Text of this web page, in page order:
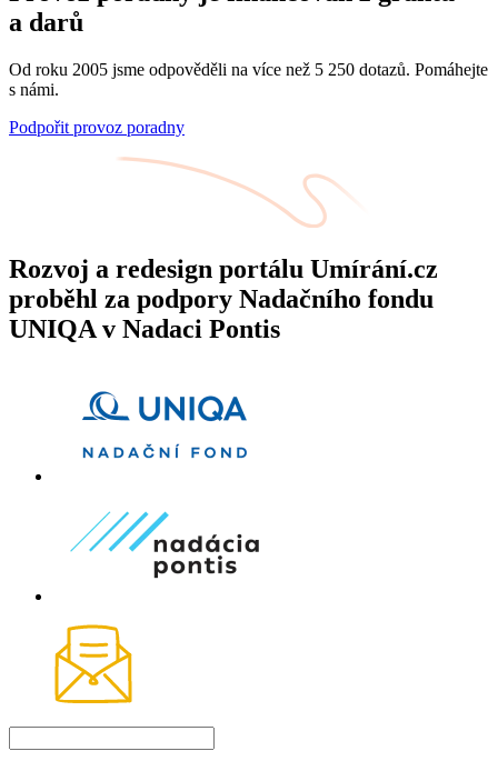
a darů
Od roku 2005 jsme odpověděli na více než 5 250 dotazů. Pomáhejte
s námi.
Podpořit provoz poradny
Rozvoj a redesign portálu Umírání.cz
proběhl za podpory Nadačního fondu
UNIQA v Nadaci Pontis